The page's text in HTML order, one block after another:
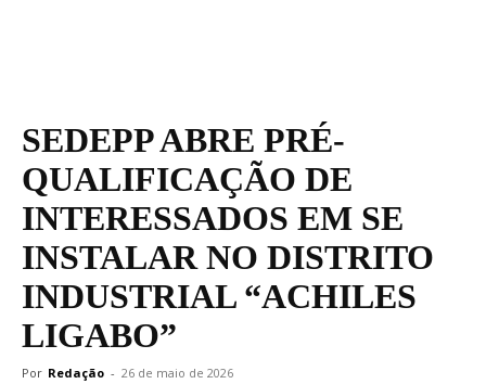
SEDEPP ABRE PRÉ-
QUALIFICAÇÃO DE
INTERESSADOS EM SE
INSTALAR NO DISTRITO
INDUSTRIAL “ACHILES
LIGABO”
Por Redação - 26 de maio de 2026